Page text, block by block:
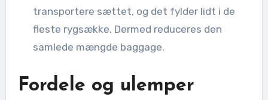
transportere sættet, og det fylder lidt i de
fleste rygsække. Dermed reduceres den
samlede mængde baggage.
Fordele og ulemper